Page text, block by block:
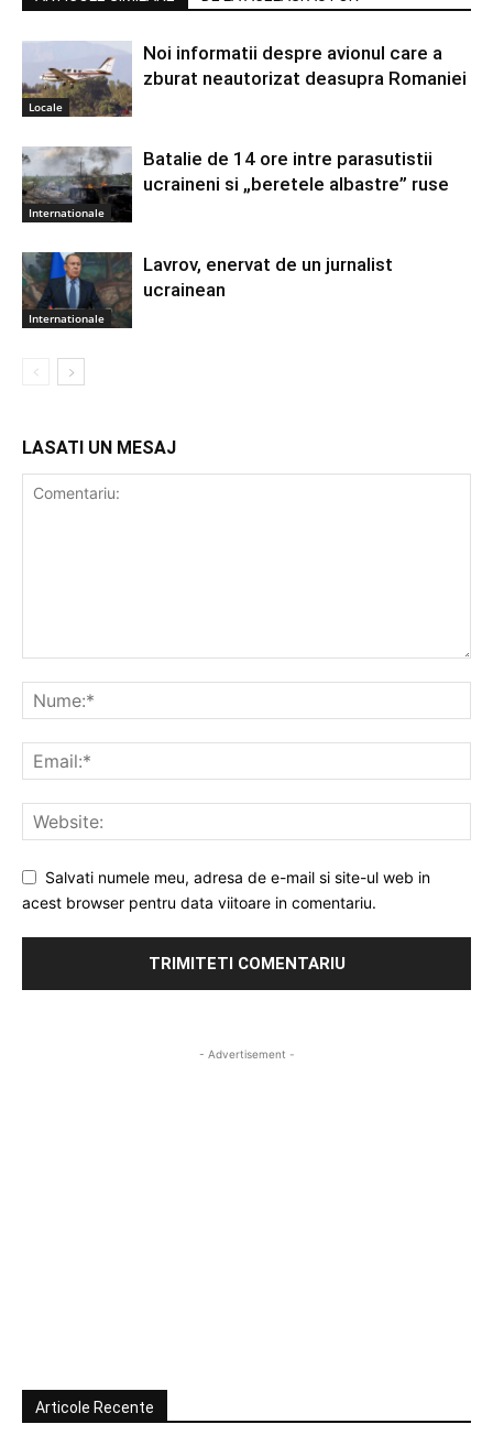
Locale
Noi informatii despre avionul care a
zburat neautorizat deasupra Romaniei
Internationale
Batalie de 14 ore intre parasutistii
ucraineni si „beretele albastre” ruse
Internationale
Lavrov, enervat de un jurnalist
ucrainean
LASATI UN MESAJ
Salvati numele meu, adresa de e-mail si site-ul web in
acest browser pentru data viitoare in comentariu.
- Advertisement -
Articole Recente